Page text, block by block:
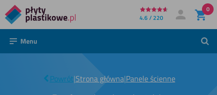
Bezpośrednio
do
treści
4.6 / 220 Moje konto
Zaloguj się
0
Menu
Powrót|Strona główna|Panele ścienne
|ścienne o
wyglądzie